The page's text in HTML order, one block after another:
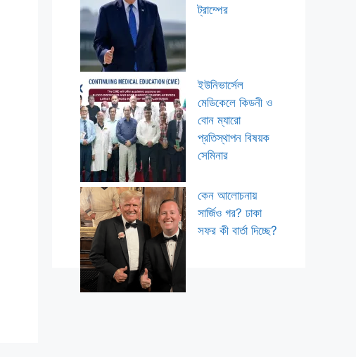
ট্রাম্পের
ইউনিভার্সেল
মেডিকেলে কিডনী ও
বোন ম্যারো
প্রতিস্থাপন বিষয়ক
সেমিনার
কেন আলোচনায়
সার্জিও গর? ঢাকা
সফর কী বার্তা দিচ্ছে?